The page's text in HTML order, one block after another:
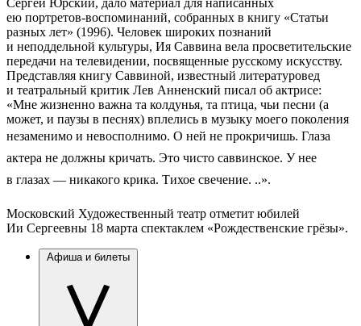
Сергей Юрский, дало материал для написанных
ею портретов-воспоминаний, собранных в книгу «Статьи
разных лет» (1996). Человек широких познаний
и неподдельной культуры, Ия Саввина вела просветительские
передачи на телевидении, посвященные русскому искусству.
Представляя книгу Саввиной, известный литературовед
и театральный критик Лев Анненский писал об актрисе:
«Мне жизненно важна та колдунья, та птица, чьи песни (а
может, и паузы в песнях) вплелись в музыку моего поколения
незаменимо и невосполнимо. О ней не прокричишь. Глаза
актера не должны кричать. Это чисто саввинское. У нее
в глазах — никакого крика. Тихое свечение. ..».
Московский Художественный театр отметит юбилей
Ии Сергеевны 18 марта спектаклем «Рождественские грёзы».
Афиша и билеты